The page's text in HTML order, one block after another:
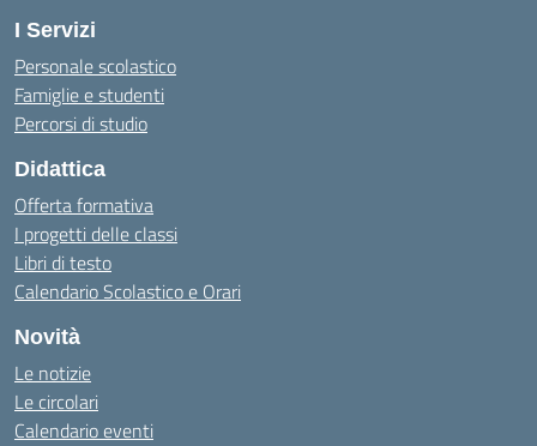
I Servizi
Personale scolastico
Famiglie e studenti
Percorsi di studio
Didattica
Offerta formativa
I progetti delle classi
Libri di testo
Calendario Scolastico e Orari
Novità
Le notizie
Le circolari
Calendario eventi